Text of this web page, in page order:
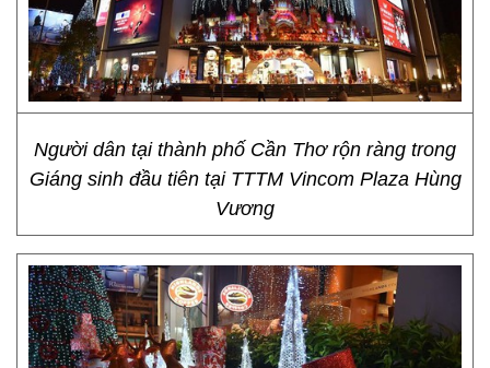
Người dân tại thành phố Cần Thơ rộn ràng trong
Giáng sinh đầu tiên tại TTTM Vincom Plaza Hùng
Vương